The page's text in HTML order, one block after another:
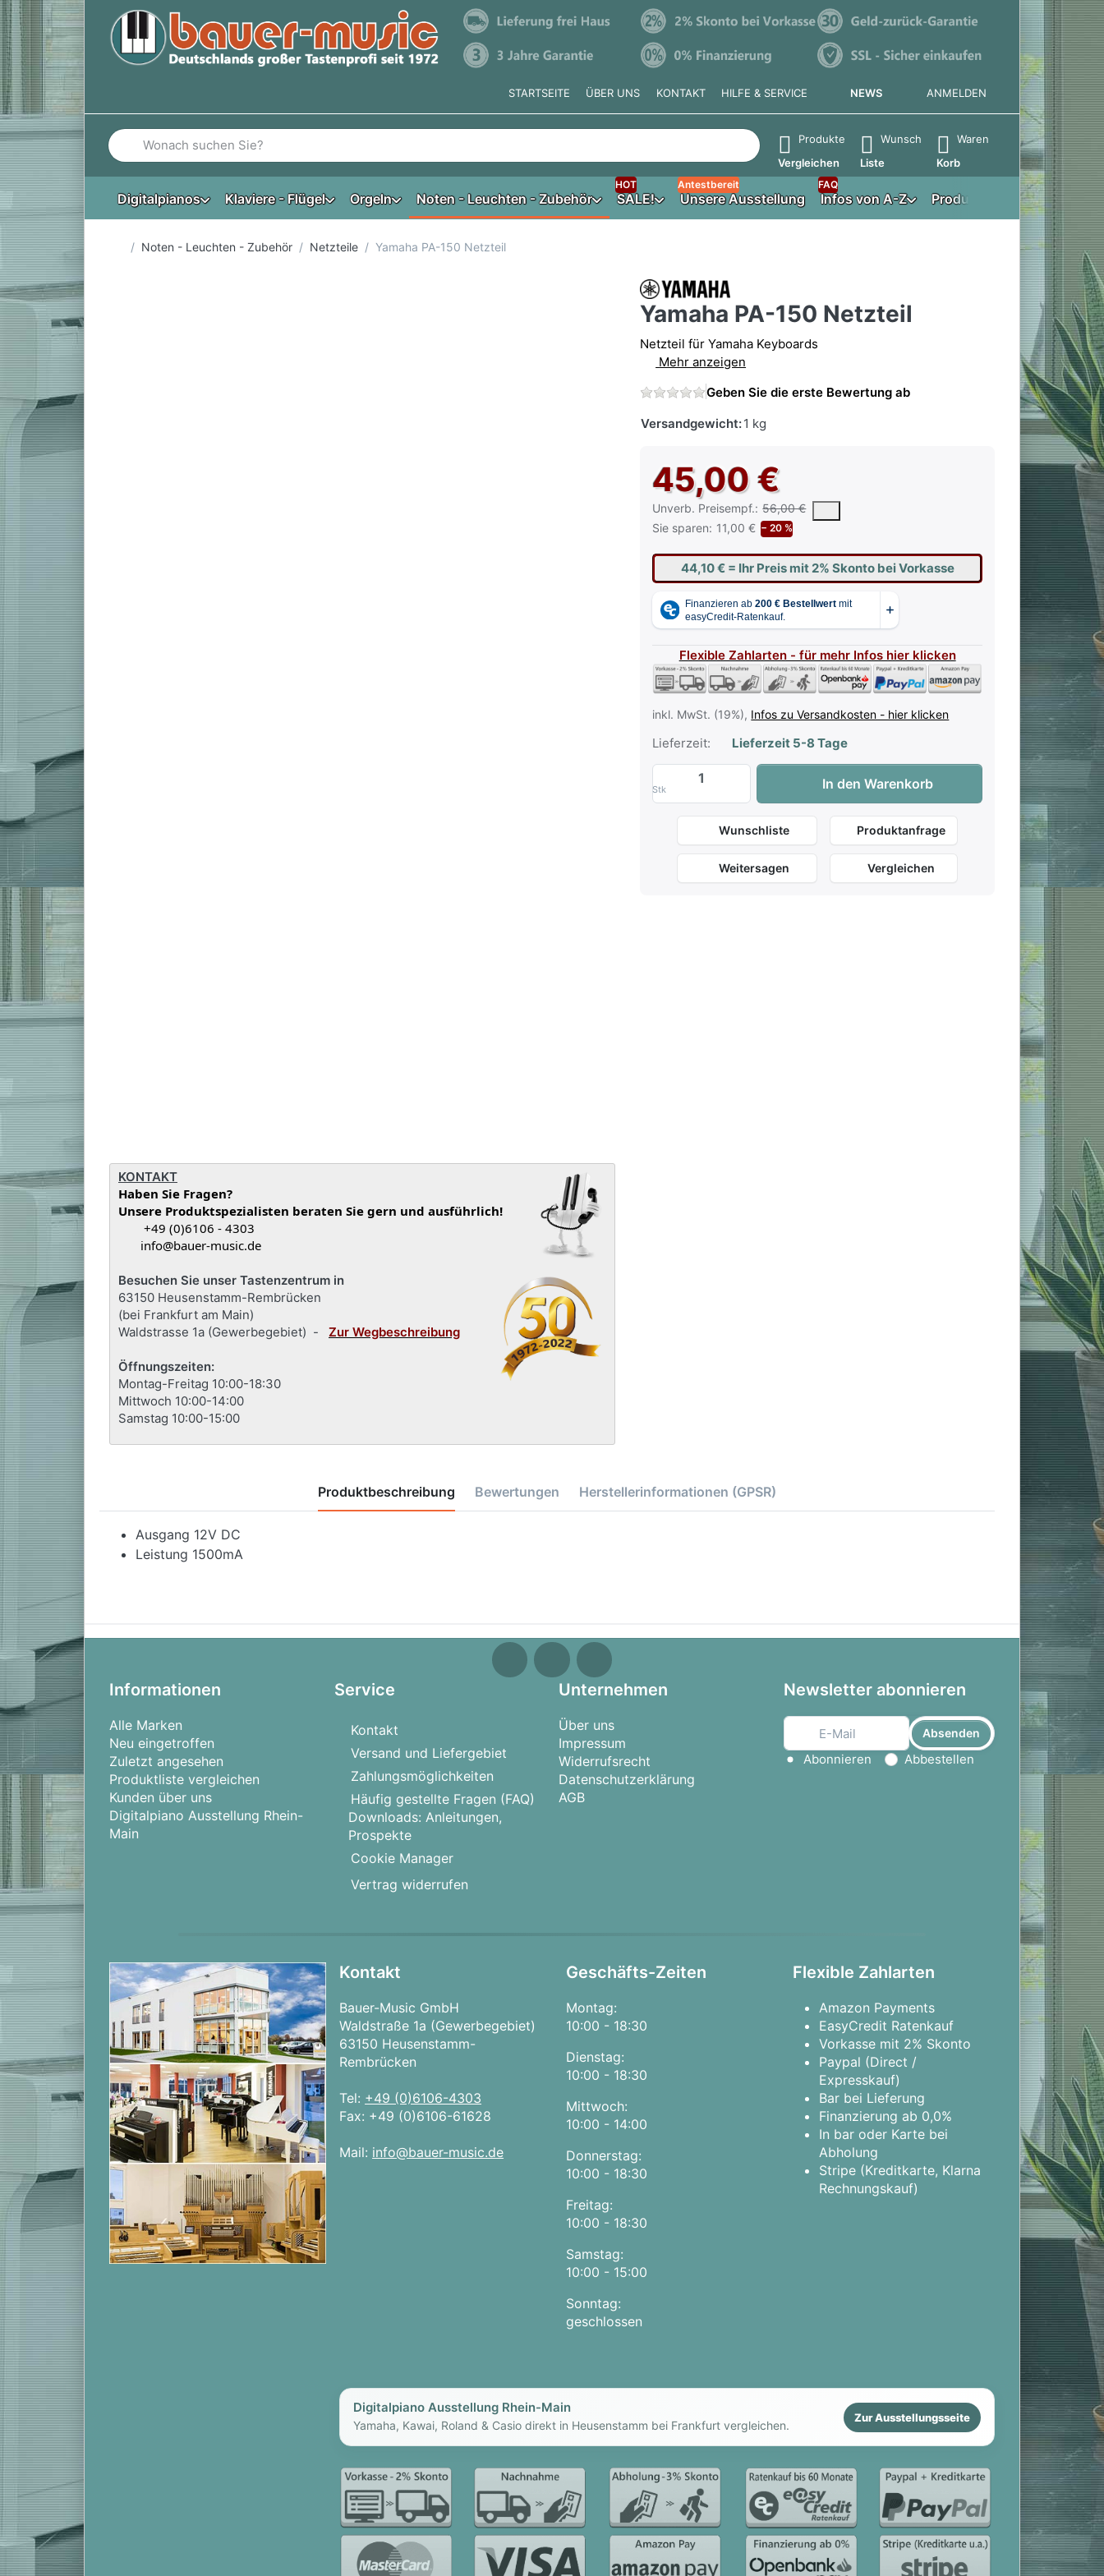
STARTSEITE ÜBER UNS KONTAKT HILFE & SERVICE NEWS ANMELDEN
Geben Sie einen Suchbegriff ein. Während Sie tippen, erscheinen automatisch erste Ergebnisse. Drücken Sie die Eingabetaste, um alle Ergebnisse aufzurufen.
Produkte
Vergleichen
Wunsch
Liste
Waren
Korb
Digitalpianos Klaviere - Flügel Orgeln Noten - Leuchten - Zubehör SALE!
HOT
Unsere Ausstellung
Antestbereit
Infos von A-Z
FAQ
Produktberater
Startseite
Noten - Leuchten - Zubehör Netzteile Yamaha PA-150 Netzteil
KONTAKT
Haben Sie Fragen?
Unsere Produktspezialisten beraten Sie gern und ausführlich!
+49 (0)6106 - 4303
info@bauer-music.de
Besuchen Sie unser Tastenzentrum in
63150 Heusenstamm-Rembrücken
(bei Frankfurt am Main)
Waldstrasse 1a (Gewerbegebiet) - Zur Wegbeschreibung
Öffnungszeiten:
Montag-Freitag 10:00-18:30
Mittwoch 10:00-14:00
Samstag 10:00-15:00
Yamaha PA-150 Netzteil
Netzteil für Yamaha Keyboards
Mehr anzeigen
Geben Sie die erste Bewertung ab
Versandgewicht:1 kg
45,00 €
Unverb. Preisempf.: 56,00 €
Die UVP ist der vorgeschlagene oder empfohlene Verkaufspreis eines Produkts,
Sie sparen: 11,00 € − 20 %
44,10 € = Ihr Preis mit 2% Skonto bei Vorkasse
Flexible Zahlarten - für mehr Infos hier klicken
inkl. MwSt. (19%), Infos zu Versandkosten - hier klicken
Lieferzeit: Lieferzeit 5-8 Tage
Stk
Yamaha PA-150 Netzteil zu 45,00 €, Menge 1.
In den Warenkorb
Wunschliste Produktanfrage
Weitersagen Vergleichen
Produktbeschreibung Bewertungen Herstellerinformationen (GPSR)
Ausgang 12V DC
Leistung 1500mA
Informationen
Alle Marken
Neu eingetroffen
Zuletzt angesehen
Produktliste vergleichen
Kunden über uns
Digitalpiano Ausstellung Rhein-
Main
Service
Kontakt
Versand und Liefergebiet
Zahlungsmöglichkeiten
Häufig gestellte Fragen (FAQ)
Downloads: Anleitungen,
Prospekte
Cookie Manager
Vertrag widerrufen
Unternehmen
Über uns
Impressum
Widerrufsrecht
Datenschutzerklärung
AGB
Newsletter abonnieren
Absenden
Aktion wählen
Abonnieren Abbestellen
Kontakt
Bauer-Music GmbH
Waldstraße 1a (Gewerbegebiet)
63150 Heusenstamm-
Rembrücken
Tel: +49 (0)6106-4303
Fax: +49 (0)6106-61628
Mail: info@bauer-music.de
Geschäfts-Zeiten
Montag:
10:00 - 18:30
Dienstag:
10:00 - 18:30
Mittwoch:
10:00 - 14:00
Donnerstag:
10:00 - 18:30
Freitag:
10:00 - 18:30
Samstag:
10:00 - 15:00
Sonntag:
geschlossen
Flexible Zahlarten
Amazon Payments
EasyCredit Ratenkauf
Vorkasse mit 2% Skonto
Paypal (Direct /
Expresskauf)
Bar bei Lieferung
Finanzierung ab 0,0%
In bar oder Karte bei
Abholung
Stripe (Kreditkarte, Klarna
Rechnungskauf)
Digitalpiano Ausstellung Rhein-Main
Yamaha, Kawai, Roland & Casio direkt in Heusenstamm bei Frankfurt vergleichen.
Zur Ausstellungsseite